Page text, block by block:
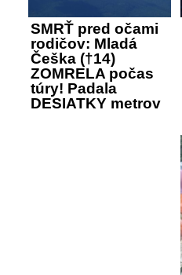
SMRŤ pred očami
rodičov: Mladá
Češka (†14)
ZOMRELA počas
túry! Padala
DESIATKY metrov